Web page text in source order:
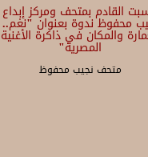
القادم بمتحف ومركز إبداع
محفوظ ندوة بعنوان "نغم..
والمكان في ذاكرة الأغنية
المصرية"
متحف نجيب محفوظ